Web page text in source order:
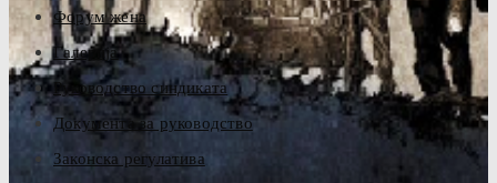
Форум жена
Галерија
Руководство синдиката
Документа за руководство
Законска регулатива